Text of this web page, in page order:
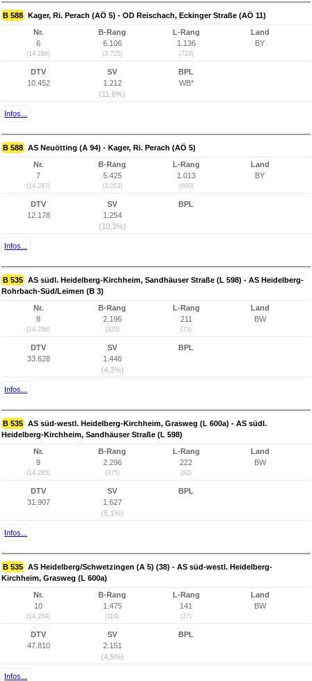
B 588 Kager, Ri. Perach (AÖ 5) - OD Reischach, Eckinger Straße (AÖ 11)
Nr.
6
(14.288)
B-Rang
6.106
(3.725)
L-Rang
1.136
(723)
Land
BY
DTV
10.452
SV
1.212
(11,6%)
BPL
WB*
Infos...
B 588 AS Neuötting (A 94) - Kager, Ri. Perach (AÖ 5)
Nr.
7
(14.287)
B-Rang
5.425
(3.053)
L-Rang
1.013
(600)
Land
BY
DTV
12.178
SV
1.254
(10,3%)
BPL
Infos...
B 535 AS südl. Heidelberg-Kirchheim, Sandhäuser Straße (L 598) - AS Heidelberg-
Rohrbach-Süd/Leimen (B 3)
Nr.
8
(14.286)
B-Rang
2.196
(325)
L-Rang
211
(73)
Land
BW
DTV
33.628
SV
1.446
(4,3%)
BPL
Infos...
B 535 AS süd-westl. Heidelberg-Kirchheim, Grasweg (L 600a) - AS südl.
Heidelberg-Kirchheim, Sandhäuser Straße (L 598)
Nr.
9
(14.285)
B-Rang
2.296
(375)
L-Rang
222
(82)
Land
BW
DTV
31.907
SV
1.627
(5,1%)
BPL
Infos...
B 535 AS Heidelberg/Schwetzingen (A 5) (38) - AS süd-westl. Heidelberg-
Kirchheim, Grasweg (L 600a)
Nr.
10
(14.284)
B-Rang
1.475
(114)
L-Rang
141
(27)
Land
BW
DTV
47.810
SV
2.151
(4,5%)
BPL
Infos...